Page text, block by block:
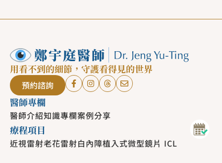
用看不到的細節，守護看得見的世界
預約諮詢
醫師專欄
醫師介紹知識專欄案例分享
療程項目
近視雷射老花雷射白內障植入式微型鏡片 ICL